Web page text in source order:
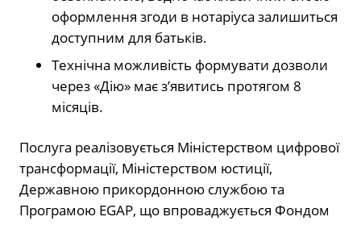
оформлення згоди в нотаріуса залишиться
доступним для батьків.
Технічна можливість формувати дозволи
через «Дію» має з’явитись протягом 8
місяців.
Послуга реалізовується Міністерством цифрової
трансформації, Міністерством юстиції,
Державною прикордонною службою та
Програмою EGAP, що впроваджується Фондом